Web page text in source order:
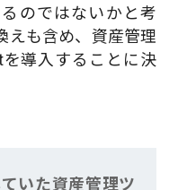
のではないかと考
えも含め、資産管理
導入することに決
いた資産管理ツ